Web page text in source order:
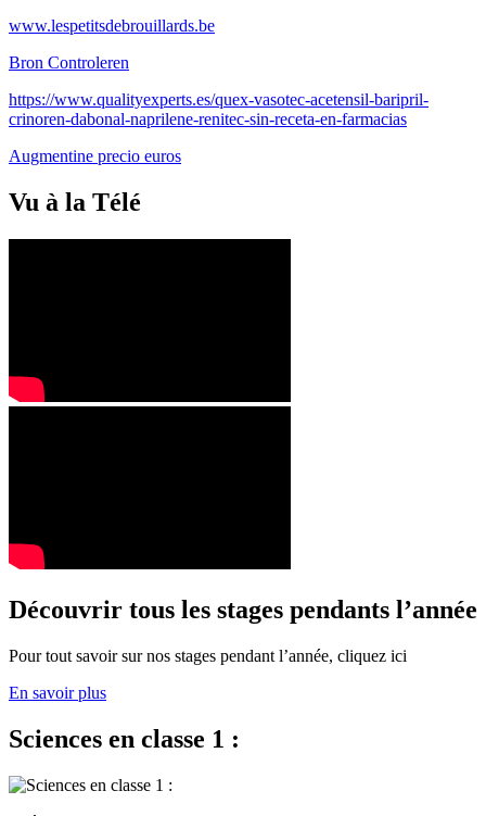
www.lespetitsdebrouillards.be
Bron Controleren
https://www.qualityexperts.es/quex-vasotec-acetensil-baripril-
crinoren-dabonal-naprilene-renitec-sin-receta-en-farmacias
Augmentine precio euros
Vu à la Télé
Découvrir tous les stages pendants l’année
Pour tout savoir sur nos stages pendant l’année, cliquez ici
En savoir plus
Sciences en classe 1 :